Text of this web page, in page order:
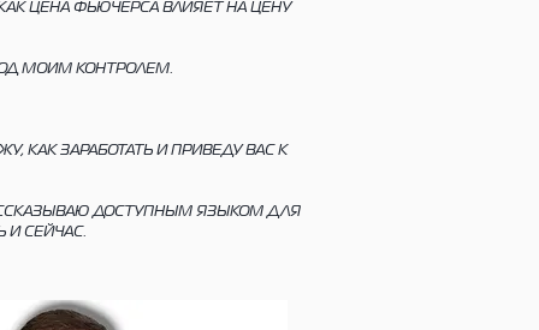
ЦЕНА ФЬЮЧЕРСА ВЛИЯЕТ НА ЦЕНУ
МОИМ КОНТРОЛЕМ.
КАК ЗАРАБОТАТЬ И ПРИВЕДУ ВАС К
ДОСТУПНЫМ ЯЗЫКОМ ДЛЯ
И СЕЙЧАС.